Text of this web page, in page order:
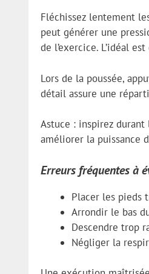
Fléchissez lentement
peut générer une
de l’exercice. L’idéal
Lors de la poussée,
détail assure une
Astuce : inspirez
améliorer la puissance
Erreurs fréquentes à
Placer les pieds
Arrondir le bas
Descendre trop
Négliger la